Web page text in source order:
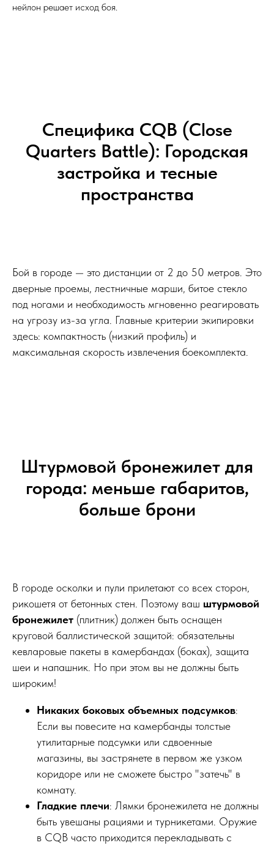
нейлон решает исход боя.
Специфика CQB (Close
Quarters Battle): Городская
застройка и тесные
пространства
Бой в городе — это дистанции от 2 до 50 метров. Это
дверные проемы, лестничные марши, битое стекло
под ногами и необходимость мгновенно реагировать
на угрозу из-за угла. Главные критерии экипировки
здесь: компактность (низкий профиль) и
максимальная скорость извлечения боекомплекта.
Штурмовой бронежилет для
города: меньше габаритов,
больше брони
В городе осколки и пули прилетают со всех сторон,
рикошетя от бетонных стен. Поэтому ваш штурмовой
бронежилет (плитник) должен быть оснащен
круговой баллистической защитой: обязательны
кевларовые пакеты в камербандах (боках), защита
шеи и напашник. Но при этом вы не должны быть
широким!
Никаких боковых объемных подсумков:
Если вы повесите на камербанды толстые
утилитарные подсумки или сдвоенные
магазины, вы застрянете в первом же узком
коридоре или не сможете быстро "затечь" в
комнату.
Гладкие плечи: Лямки бронежилета не должны
быть увешаны рациями и турникетами. Оружие
в CQB часто приходится перекладывать с